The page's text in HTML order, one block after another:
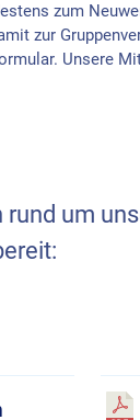
zum
zur
Unsere
um